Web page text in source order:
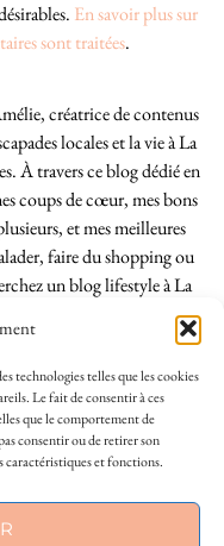
its services
technologies telles que les cookies
Le fait de consentir à ces
que le comportement de
consentir ou de retirer son
caractéristiques et fonctions.
En savoir plus sur
sont traitées.
créatrice de contenus
locales et la vie à La
À travers ce blog dédié en
coups de cœur, mes bons
et mes meilleures
faire du shopping ou
un blog lifestyle à La
au bon endroit. Que vous
belle ville, j’espère que mes
comme un·e vrai·e